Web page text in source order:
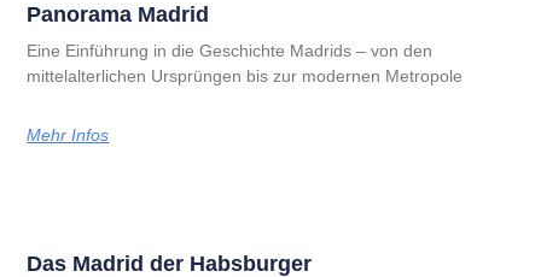
Panorama Madrid
Eine Einführung in die Geschichte Madrids – von den
mittelalterlichen Ursprüngen bis zur modernen Metropole
Mehr Infos
Das Madrid der Habsburger